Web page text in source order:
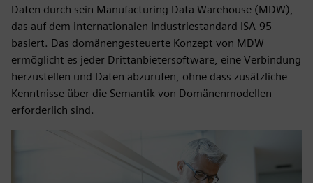
Daten durch sein Manufacturing Data Warehouse (MDW),
das auf dem internationalen Industriestandard ISA-95
basiert. Das domänengesteuerte Konzept von MDW
ermöglicht es jeder Drittanbietersoftware, eine Verbindung
herzustellen und Daten abzurufen, ohne dass zusätzliche
Kenntnisse über die Semantik von Domänenmodellen
erforderlich sind.